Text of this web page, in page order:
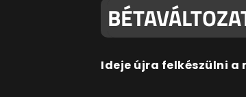
Ideje újra felkészülni